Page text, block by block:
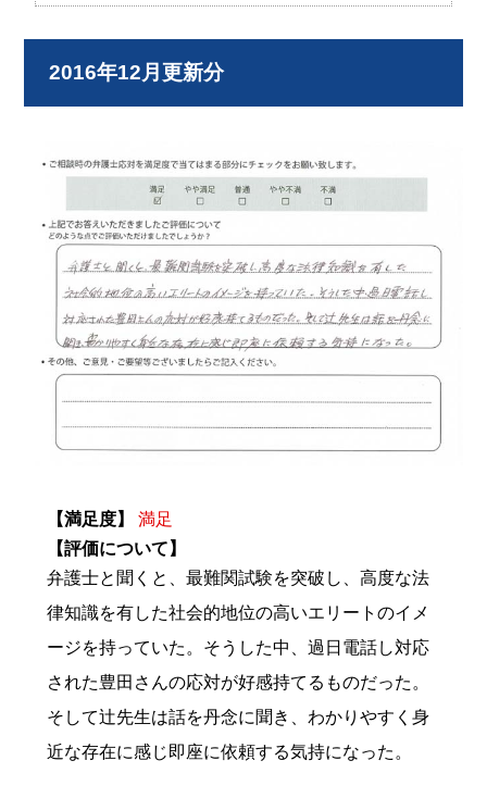
2016年12月更新分
【満足度】
満足
【評価について】
弁護士と聞くと、最難関試験を突破し、高度な法
律知識を有した社会的地位の高いエリートのイメ
ージを持っていた。そうした中、過日電話し対応
された豊田さんの応対が好感持てるものだった。
そして辻先生は話を丹念に聞き、わかりやすく身
近な存在に感じ即座に依頼する気持になった。